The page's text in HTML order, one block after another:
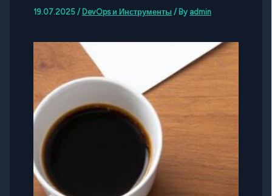
19.07.2025 / DevOps и Инструменты / By admin